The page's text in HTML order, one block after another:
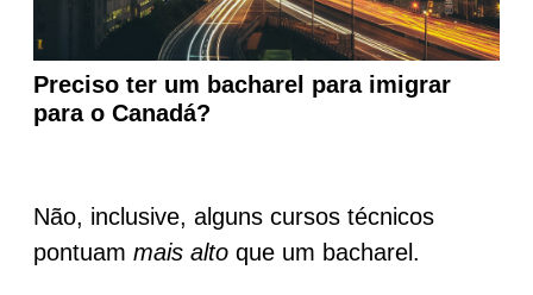
Preciso ter um bacharel para imigrar
para o Canadá?
Não, inclusive, alguns cursos técnicos
pontuam mais alto que um bacharel.